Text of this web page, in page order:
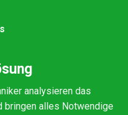
analysieren das
bringen alles Notwendige